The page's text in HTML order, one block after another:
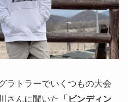
ラトラーでいくつもの大会
さんに聞いた 「ビンディン